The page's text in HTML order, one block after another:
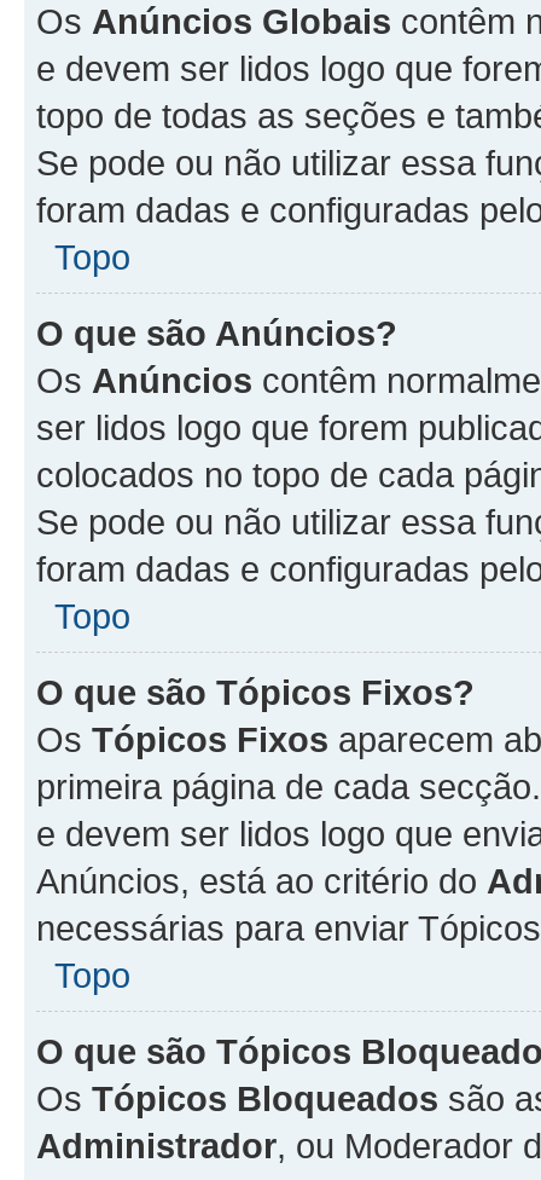
Os Anúncios Globais contêm
e devem ser lidos logo que
topo de todas as seções e
Se pode ou não utilizar essa
foram dadas e configuradas
Topo
O que são Anúncios?
Os Anúncios contêm
ser lidos logo que forem
colocados no topo de cada
Se pode ou não utilizar essa
foram dadas e configuradas
Topo
O que são Tópicos Fixos?
Os Tópicos Fixos aparecem
primeira página de cada
e devem ser lidos logo que
Anúncios, está ao critério do
necessárias para enviar
Topo
O que são Tópicos
Os Tópicos Bloqueados são
Administrador, ou Moderador